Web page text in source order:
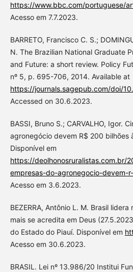
https://www.bbc.com/portuguese/
Acesso em 7.7.2023.
BARRETO, Francisco C. S.;
N. The Brazilian National Graduate
and Future: a short review. Policy
nº 5, p. 695-706, 2014. Available at
https://journals.sagepub.com/doi/
Accessed on 30.6.2023.
BASSI, Bruno S.; CARVALHO, Igor.
agronegócio devem R$ 200 bilhões
Disponível em
https://deolhonosruralistas.com.br/
empresas-do-agronegocio-devem-
Acesso em 3.6.2023.
BEZERRA, Antônio L. M. Brasil
mais se acredita em Deus
do Estado do Piauí. Disponível em
Acesso em 30.6.2023.
BRASIL. Lei nº 13.986/20 Institui